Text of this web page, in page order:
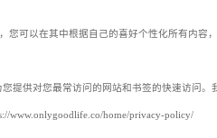
您可以在其中根据自己的喜好个性化所有内容
提供对您最常访问的网站和书签的快速访问
www.onlygoodlife.co/home/privacy-policy/